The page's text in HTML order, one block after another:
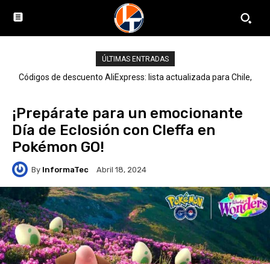
ÚLTIMAS ENTRADAS
Códigos de descuento AliExpress: lista actualizada para Chile,
¡Prepárate para un emocionante
Día de Eclosión con Cleffa en
Pokémon GO!
By InformaTec Abril 18, 2024